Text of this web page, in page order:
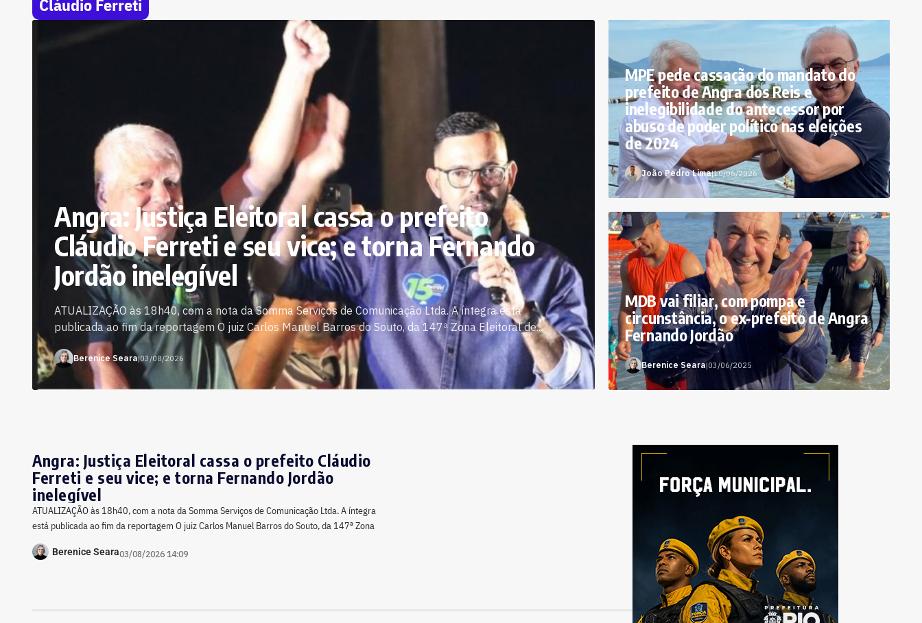
Cláudio Ferreti
Angra: Justiça Eleitoral cassa o prefeito
Cláudio Ferreti e seu vice; e torna Fernando
Jordão inelegível
ATUALIZAÇÃO às 18h40, com a nota da Somma Serviços de Comunicação Ltda. A íntegra está
publicada ao fim da reportagem O juiz Carlos Manuel Barros do Souto, da 147ª Zona Eleitoral de...
Berenice Seara|03/08/2026
MPE pede cassação do mandato do
prefeito de Angra dos Reis e
inelegibilidade do antecessor por
abuso de poder político nas eleições
de 2024
João Pedro Lima|10/06/2026
MDB vai filiar, com pompa e
circunstância, o ex-prefeito de Angra
Fernando Jordão
Berenice Seara|03/06/2025
Angra: Justiça Eleitoral cassa o prefeito Cláudio
Ferreti e seu vice; e torna Fernando Jordão
inelegível
ATUALIZAÇÃO às 18h40, com a nota da Somma Serviços de Comunicação Ltda. A íntegra
está publicada ao fim da reportagem O juiz Carlos Manuel Barros do Souto, da 147ª Zona
Berenice Seara03/08/2026 14:09